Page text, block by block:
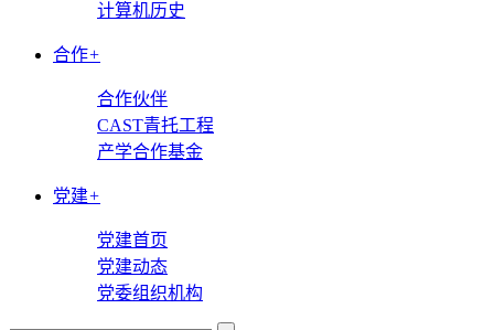
计算机历史
合作+
合作伙伴
CAST青托工程
产学合作基金
党建+
党建首页
党建动态
党委组织机构